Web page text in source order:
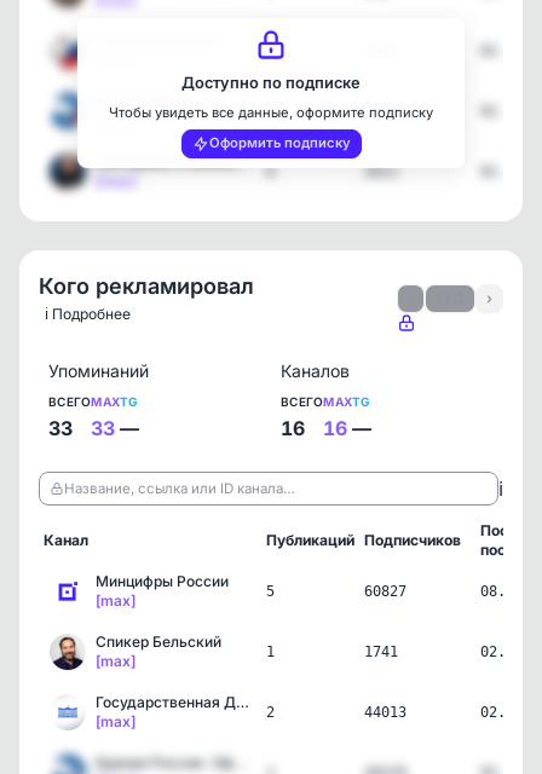
1
[max]
4 2311
Екатерина Стенякина
6 2611
Доступно по подписке
Чтобы увидеть все данные, оформите подписку
Оформить подписку
Кого рекламировал
ℹ️ Подробнее
›
Упоминаний
ВСЕГО
33
MAX
33
TG
—
Каналов
ВСЕГО
16
MAX
16
TG
—
Название, ссылка или ID канала… ℹ️
Канал Публикаций Подписчиков
пост
Минцифры России
[max]
5 60827
Спикер Бельский
[max]
1 1741
Государственная Дума
[max]
2 44013